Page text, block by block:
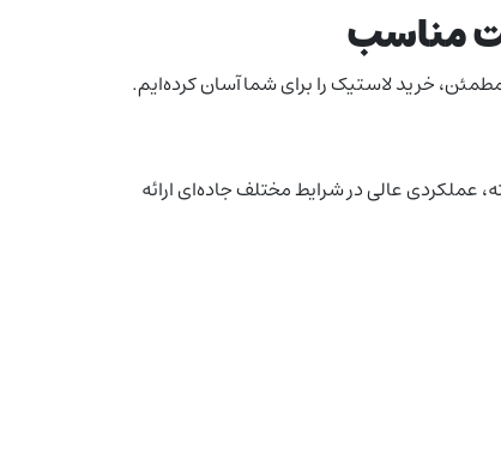
مناسب
خرید لاستیک را برای شما آسان کرده‌ایم.
عملکردی عالی در شرایط مختلف جاده‌ای ارائه